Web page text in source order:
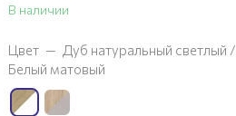
В наличии
Цвет — Дуб натуральный светлый /
Белый матовый